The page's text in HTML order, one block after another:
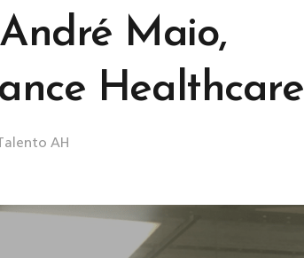
Maio,
Healthcare
Talento AH